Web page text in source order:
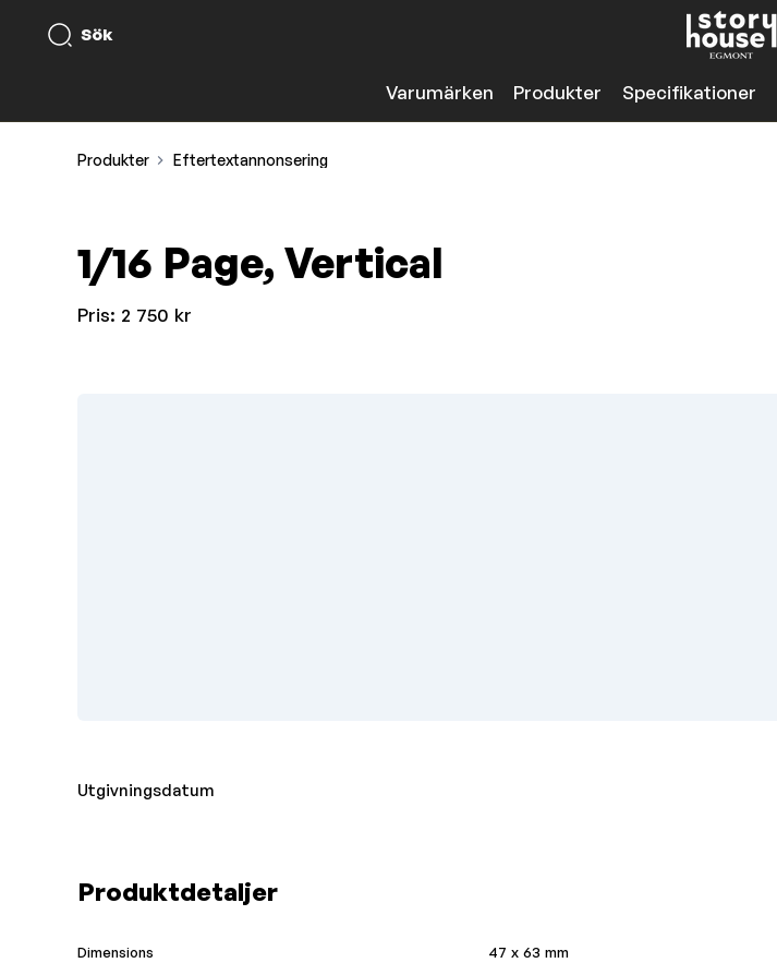
Sök
Varumärken Produkter Specifikationer
Produkter Eftertextannonsering
1/16 Page, Vertical
Pris: 2 750 kr
Utgivningsdatum
Produktdetaljer
Dimensions 47 x 63 mm